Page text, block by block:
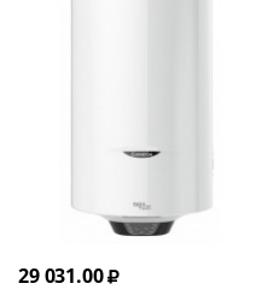
29 031.00